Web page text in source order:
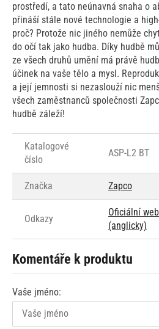
prostředí, a tato neúnavná snaha o
přináší stále nové technologie a
proč? Protože nic jiného nemůže
do očí tak jako hudba. Díky hudbě
ze všech druhů umění má právě
účinek na vaše tělo a mysl.
a její jemnosti si nezaslouží nic
všech zaměstnanců společnosti
hudbě záleží!
Katalogové
číslo
ASP-L2 BT
Značka Zapco
Odkazy
Oficiální
(anglicky)
Komentáře k produktu
Vaše jméno: